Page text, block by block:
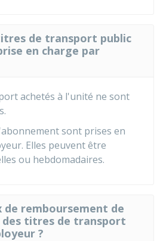
de transport public
en charge par
achetés à l'unité ne sont
sont prises en
Elles peuvent être
ou hebdomadaires.
de remboursement de
des titres de transport
?